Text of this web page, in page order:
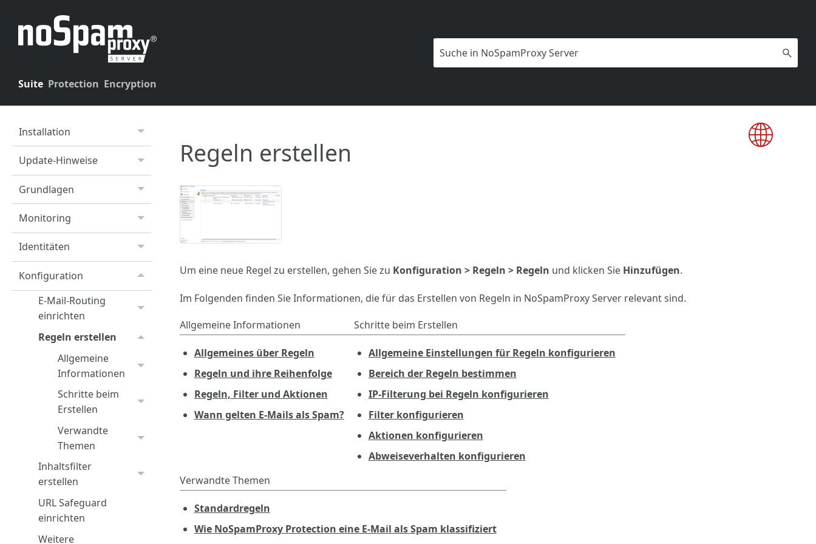
Suite Protection Encryption
Installation
Update-Hinweise
Grundlagen
Monitoring
Identitäten
Konfiguration
E-Mail-Routing
einrichten
Regeln erstellen
Allgemeine
Informationen
Schritte beim
Erstellen
Verwandte
Themen
Inhaltsfilter
erstellen
URL Safeguard
einrichten
Weitere
Regeln erstellen
Um eine neue Regel zu erstellen, gehen Sie zu Konfiguration > Regeln > Regeln und klicken Sie Hinzufügen.
Im Folgenden finden Sie Informationen, die für das Erstellen von Regeln in NoSpamProxy Server relevant sind.
Allgemeine Informationen
Allgemeines über Regeln
Regeln und ihre Reihenfolge
Regeln, Filter und Aktionen
Wann gelten E-Mails als Spam?
Schritte beim Erstellen
Allgemeine Einstellungen für Regeln konfigurieren
Bereich der Regeln bestimmen
IP-Filterung bei Regeln konfigurieren
Filter konfigurieren
Aktionen konfigurieren
Abweiseverhalten konfigurieren
Verwandte Themen
Standardregeln
Wie NoSpamProxy Protection eine E-Mail als Spam klassifiziert